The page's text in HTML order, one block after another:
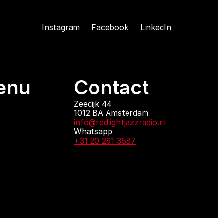
Instagram Facebook LinkedIn
Contact
Zeedijk 44
1012 BA Amsterdam
info@redlightjazzradio.nl
Whatsapp
+31 20 261 3587